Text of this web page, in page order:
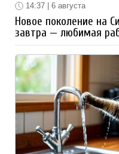
14:37 | 6 августа
Новое поколение на
завтра — любимая